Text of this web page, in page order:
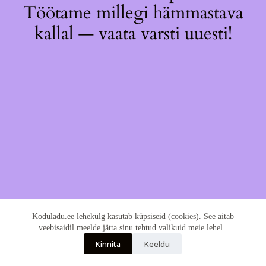
Koduladu.ee lehekülg kasutab küpsiseid (cookies). See aitab
veebisaidil meelde jätta sinu tehtud valikuid meie lehel.
Kinnita Keeldu
Töötame millegi hämmastava
kallal — vaata varsti uuesti!